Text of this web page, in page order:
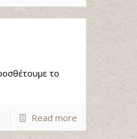
το
Read more